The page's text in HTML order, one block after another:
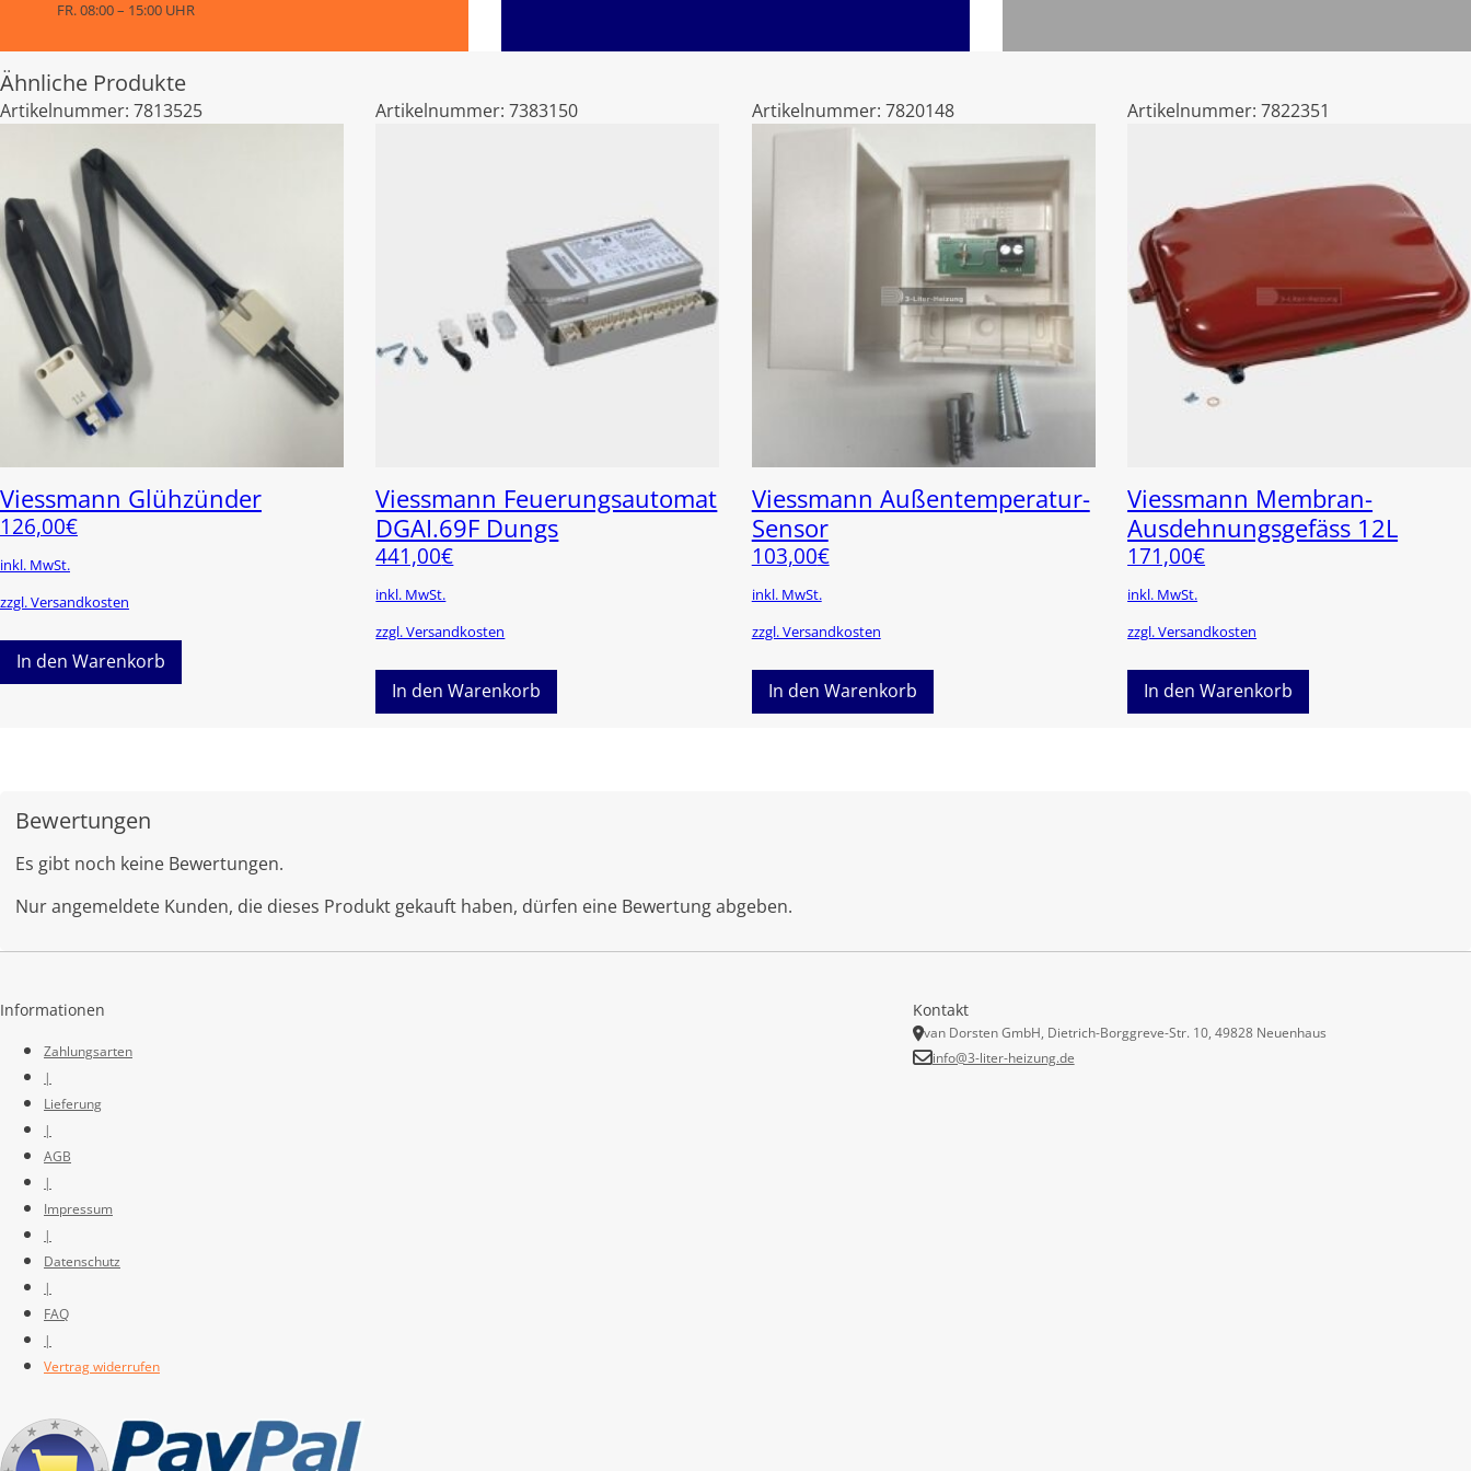
FR. 08:00 – 15:00 UHR
Ähnliche Produkte
Artikelnummer: 7813525
Viessmann Glühzünder
126,00€
inkl. MwSt.
zzgl. Versandkosten
In den Warenkorb
Artikelnummer:7383150
Viessmann Feuerungsautomat
DGAI.69F Dungs
441,00€
inkl. MwSt.
zzgl. Versandkosten
In den Warenkorb
Artikelnummer: 7820148
Viessmann Außentemperatur-
Sensor
103,00€
inkl. MwSt.
zzgl. Versandkosten
In den Warenkorb
Artikelnummer:7822351
Viessmann Membran-
Ausdehnungsgefäss 12L
171,00€
inkl. MwSt.
zzgl. Versandkosten
In den Warenkorb
Bewertungen
Es gibt noch keine Bewertungen.
Nur angemeldete Kunden, die dieses Produkt gekauft haben, dürfen eine Bewertung abgeben.
Informationen
Zahlungsarten
|
Lieferung
|
AGB
|
Impressum
|
Datenschutz
|
FAQ
|
Vertrag widerrufen
Kontakt
van Dorsten GmbH, Dietrich-Borggreve-Str. 10, 49828 Neuenhaus
info@3-liter-heizung.de